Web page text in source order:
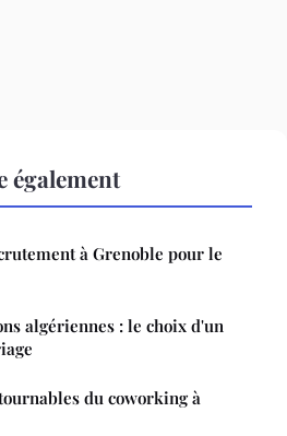
également
à Grenoble pour le
algériennes : le choix d'un
du coworking à